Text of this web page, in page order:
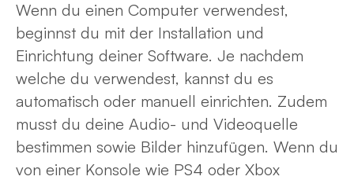
Wenn du einen Computer verwendest,
beginnst du mit der Installation und
Einrichtung deiner Software. Je nachdem
welche du verwendest, kannst du es
automatisch oder manuell einrichten. Zudem
musst du deine Audio- und Videoquelle
bestimmen sowie Bilder hinzufügen. Wenn du
von einer Konsole wie PS4 oder Xbox